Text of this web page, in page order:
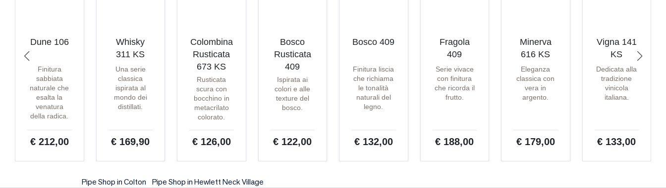
Dune 106
Finitura
sabbiata
naturale che
esalta la
venatura
della radica.
€ 212,00
Whisky
311 KS
Una serie
classica
ispirata al
mondo dei
distillati.
€ 169,90
Colombina
Rusticata
673 KS
Rusticata
scura con
bocchino in
metacrilato
colorato.
€ 126,00
Bosco
Rusticata
409
Ispirata ai
colori e alle
texture del
bosco.
€ 122,00
Bosco 409
Finitura liscia
che richiama
le tonalità
naturali del
legno.
€ 132,00
Fragola
409
Serie vivace
con finitura
che ricorda il
frutto.
€ 188,00
Minerva
616 KS
Eleganza
classica con
vera in
argento.
€ 179,00
Vigna 141
KS
Dedicata alla
tradizione
vinicola
italiana.
€ 133,00
Pipe Shop in Colton Pipe Shop in Hewlett Neck Village